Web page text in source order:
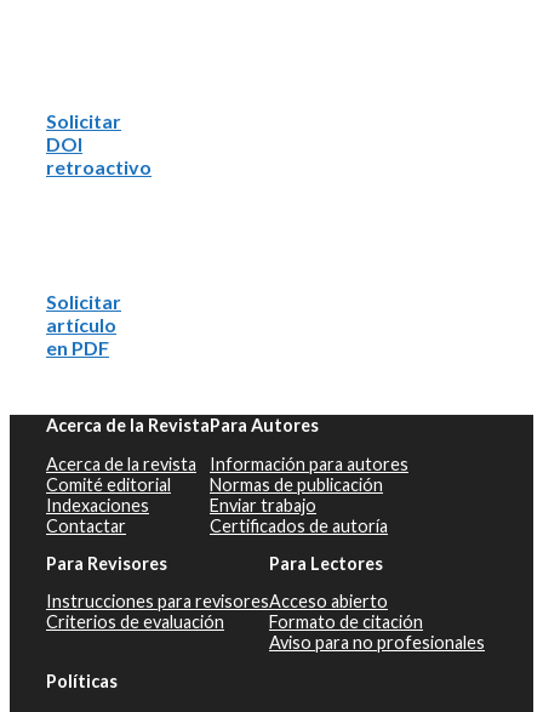
Solicitar
DOI
retroactivo
Solicitar
artículo
en PDF
Acerca de la Revista
Acerca de la revista
Comité editorial
Indexaciones
Contactar
Para Autores
Información para autores
Normas de publicación
Enviar trabajo
Certificados de autoría
Para Revisores
Instrucciones para revisores
Criterios de evaluación
Para Lectores
Acceso abierto
Formato de citación
Aviso para no profesionales
Políticas